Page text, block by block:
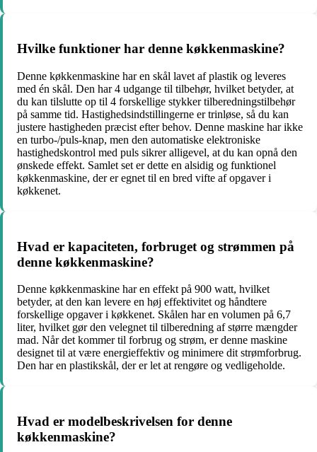
Hvilke funktioner har denne køkkenmaskine?
Denne køkkenmaskine har en skål lavet af plastik og leveres
med én skål. Den har 4 udgange til tilbehør, hvilket betyder, at
du kan tilslutte op til 4 forskellige stykker tilberedningstilbehør
på samme tid. Hastighedsindstillingerne er trinløse, så du kan
justere hastigheden præcist efter behov. Denne maskine har ikke
en turbo-/puls-knap, men den automatiske elektroniske
hastighedskontrol med puls sikrer alligevel, at du kan opnå den
ønskede effekt. Samlet set er dette en alsidig og funktionel
køkkenmaskine, der er egnet til en bred vifte af opgaver i
køkkenet.
Hvad er kapaciteten, forbruget og strømmen på
denne køkkenmaskine?
Denne køkkenmaskine har en effekt på 900 watt, hvilket
betyder, at den kan levere en høj effektivitet og håndtere
forskellige opgaver i køkkenet. Skålen har en volumen på 6,7
liter, hvilket gør den velegnet til tilberedning af større mængder
mad. Når det kommer til forbrug og strøm, er denne maskine
designet til at være energieffektiv og minimere dit strømforbrug.
Den har en plastikskål, der er let at rengøre og vedligeholde.
Hvad er modelbeskrivelsen for denne
køkkenmaskine?